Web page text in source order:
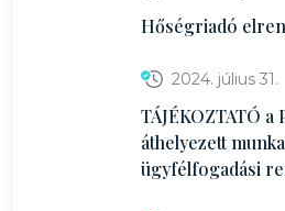
Hőségriadó
2024. július 31.
TÁJÉKOZTATÓ
áthelyezett
ügyfélfogadási